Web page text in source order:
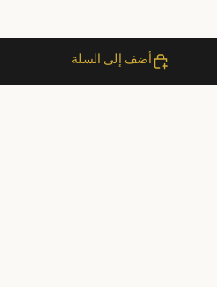
أضف إلى السلة